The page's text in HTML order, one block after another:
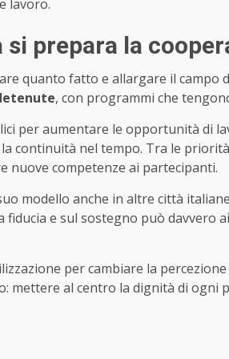
lavoro.
prepara la
quanto fatto e allargare il campo
, con programmi che
per aumentare le opportunità di
continuità nel tempo. Tra le priorità
nuove competenze ai partecipanti.
modello anche in altre città
e sul sostegno può davvero
per cambiare la
mettere al centro la dignità di ogni